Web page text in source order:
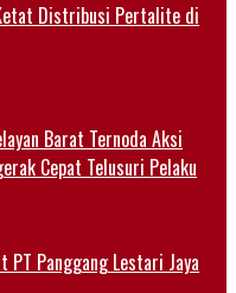
Distribusi Pertalite di
Barat Ternoda Aksi
Cepat Telusuri Pelaku
PT Panggang Lestari Jaya